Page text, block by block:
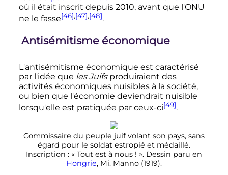
où il était inscrit depuis 2010, avant que l'ONU
ne le fasse[46],[47],[48].
Antisémitisme économique
L'antisémitisme économique est caractérisé
par l'idée que les Juifsproduiraient des
activités économiques nuisibles à la société,
ou bien que l'économie deviendrait nuisible
lorsqu'elle est pratiquée par ceux-ci[49].
Commissaire du peuple juif volant son pays, sans
égard pour le soldat estropié et médaillé.
Inscription : « Tout est à nous ! ». Dessin paru en
Hongrie, Mi. Manno (1919).